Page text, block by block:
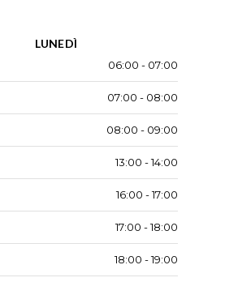
LUNEDÌ
06:00 - 07:00
07:00 - 08:00
08:00 - 09:00
13:00 - 14:00
16:00 - 17:00
17:00 - 18:00
18:00 - 19:00